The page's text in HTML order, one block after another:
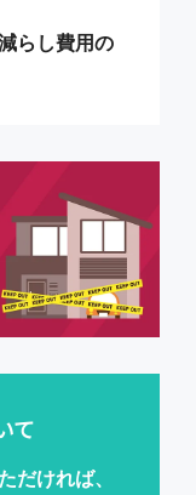
らし費用の
て
だければ、